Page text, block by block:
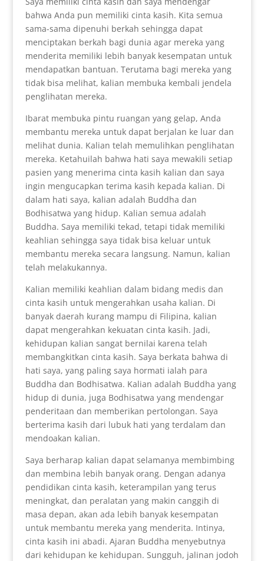
bahwa Anda pun memiliki cinta kasih. Kita semua
sama-sama dipenuhi berkah sehingga dapat
menciptakan berkah bagi dunia agar mereka yang
menderita memiliki lebih banyak kesempatan untuk
mendapatkan bantuan. Terutama bagi mereka yang
tidak bisa melihat, kalian membuka kembali jendela
penglihatan mereka.
Ibarat membuka pintu ruangan yang gelap, Anda
membantu mereka untuk dapat berjalan ke luar dan
melihat dunia. Kalian telah memulihkan penglihatan
mereka. Ketahuilah bahwa hati saya mewakili setiap
pasien yang menerima cinta kasih kalian dan saya
ingin mengucapkan terima kasih kepada kalian. Di
dalam hati saya, kalian adalah Buddha dan
Bodhisatwa yang hidup. Kalian semua adalah
Buddha. Saya memiliki tekad, tetapi tidak memiliki
keahlian sehingga saya tidak bisa keluar untuk
membantu mereka secara langsung. Namun, kalian
telah melakukannya.
Kalian memiliki keahlian dalam bidang medis dan
cinta kasih untuk mengerahkan usaha kalian. Di
banyak daerah kurang mampu di Filipina, kalian
dapat mengerahkan kekuatan cinta kasih. Jadi,
kehidupan kalian sangat bernilai karena telah
membangkitkan cinta kasih. Saya berkata bahwa di
hati saya, yang paling saya hormati ialah para
Buddha dan Bodhisatwa. Kalian adalah Buddha yang
hidup di dunia, juga Bodhisatwa yang mendengar
penderitaan dan memberikan pertolongan. Saya
berterima kasih dari lubuk hati yang terdalam dan
mendoakan kalian.
Saya berharap kalian dapat selamanya membimbing
dan membina lebih banyak orang. Dengan adanya
pendidikan cinta kasih, keterampilan yang terus
meningkat, dan peralatan yang makin canggih di
masa depan, akan ada lebih banyak kesempatan
untuk membantu mereka yang menderita. Intinya,
cinta kasih ini abadi. Ajaran Buddha menyebutnya
dari kehidupan ke kehidupan. Sungguh, jalinan jodoh